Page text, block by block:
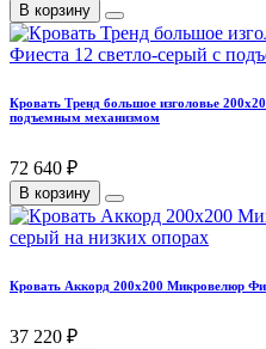
В корзину
Кровать Тренд большое изголовье
подъемным механизмом
72 640 ₽
В корзину
Кровать Аккорд 200х200 Микровелюр
37 220 ₽